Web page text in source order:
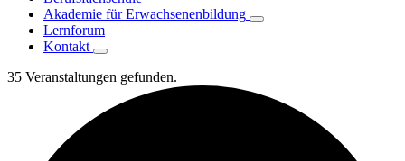
Akademie für Erwachsenenbildung
Lernforum
Kontakt
35 Veranstaltungen gefunden.